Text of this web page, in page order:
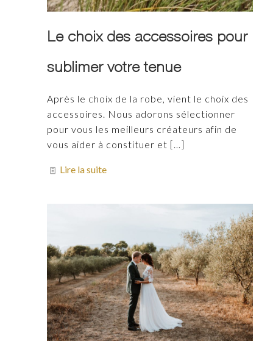
Le choix des accessoires pour
sublimer votre tenue
Après le choix de la robe, vient le choix des
accessoires. Nous adorons sélectionner
pour vous les meilleurs créateurs afin de
vous aider à constituer et […]
Lire la suite